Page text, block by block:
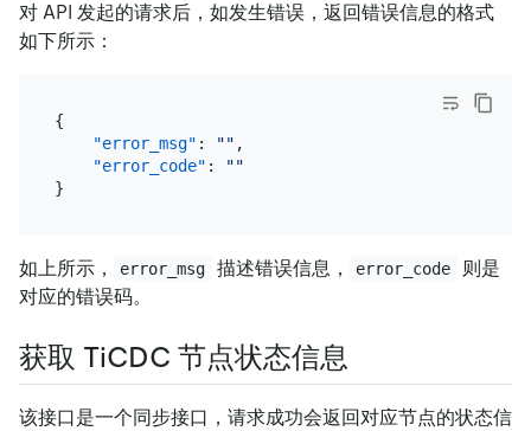
对 API 发起的请求后，如发生错误，返回错误信息的格式
如下所示：
{
"error_msg" : "" ,
"error_code" :
""
}
如上所示， error_msg 描述错误信息， error_code
则是
对应的错误码。
获取 TiCDC 节点状态信息
该接口是一个同步接口，请求成功会返回对应节点的状态信